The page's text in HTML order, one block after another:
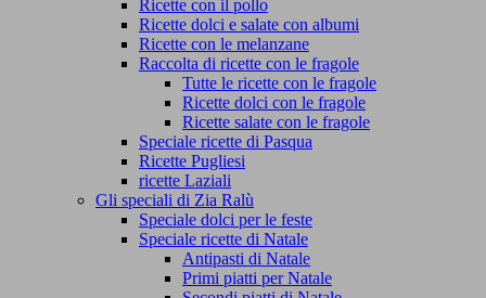
Ricette con il pollo
Ricette dolci e salate con albumi
Ricette con le melanzane
Raccolta di ricette con le fragole
Tutte le ricette con le fragole
Ricette dolci con le fragole
Ricette salate con le fragole
Speciale ricette di Pasqua
Ricette Pugliesi
ricette Laziali
Gli speciali di Zia Ralù
Speciale dolci per le feste
Speciale ricette di Natale
Antipasti di Natale
Primi piatti per Natale